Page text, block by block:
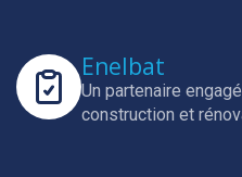
Enelbat
Un partenaire
construction et